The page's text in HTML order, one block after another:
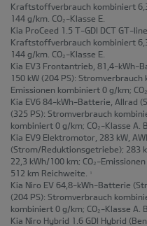
Kraftstoffverbrauch kombiniert
144 g/km. CO₂-Klasse E.
Kia ProCeed 1.5 T-GDI DCT GT-line
Kraftstoffverbrauch kombiniert
144 g/km. CO₂-Klasse E.
Kia EV3 Frontantrieb, 81,4-kWh-
150 kW (204 PS):
Emissionen kombiniert 0 g/km;
Kia EV6 84-kWh-Batterie, Allrad
(325 PS): Stromverbrauch
kombiniert 0 g/km; CO₂-Klasse A.
Kia EV9 Elektromotor, 283 kW,
(Strom/Reduktionsgetriebe); 283
22,3 kWh/100 km; CO₂-
512 km Reichweite.
1
Kia Niro EV 64,8-kWh-Batterie
(204 PS): Stromverbrauch
kombiniert 0 g/km; CO₂-Klasse A.
Kia Niro Hybrid 1.6 GDI Hybrid